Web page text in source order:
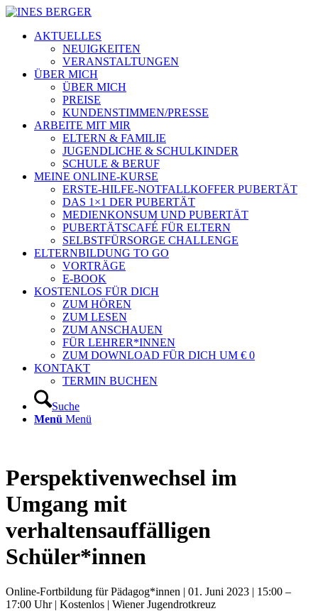
AKTUELLES
NEUIGKEITEN
VERANSTALTUNGEN
ÜBER MICH
ÜBER MICH
PREISE
KUNDENSTIMMEN/PRESSE
ARBEITE MIT MIR
ELTERN & FAMILIE
JUGENDLICHE & SCHULKINDER
SCHULE & BERUF
MEINE ONLINE-KURSE
ERSTE-HILFE-NOTFALLKOFFER PUBERTÄT
DAS 1×1 DER PUBERTÄT
MEDIENKONSUM UND PUBERTÄT
PUBERTÄTSCAFÉ FÜR ELTERN
SELBSTFÜRSORGE CHALLENGE
ELTERNBILDUNG TO GO
VORTRÄGE
E-BOOK
KOSTENLOS FÜR DICH
ZUM HÖREN
ZUM LESEN
ZUM ANSCHAUEN
FÜR LEHRER*INNEN
ZUM DOWNLOAD FÜR DICH UM € 0
KONTAKT
TERMIN BUCHEN
Suche
Menü Menü
Perspektivenwechsel im
Umgang mit
verhaltensauffälligen
Schüler*innen
Online-Fortbildung für Pädagog*innen | 01. Juni 2023 | 15:00 –
17:00 Uhr | Kostenlos | Wiener Jugendrotkreuz